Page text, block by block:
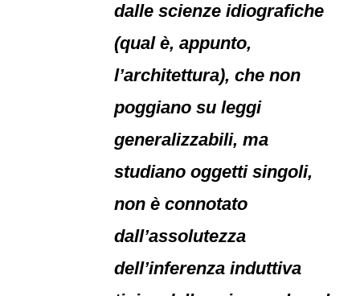
dalle scienze idiografiche
(qual è, appunto,
l’architettura), che non
poggiano su leggi
generalizzabili, ma
studiano oggetti singoli,
non è connotato
dall’assolutezza
dell’inferenza induttiva